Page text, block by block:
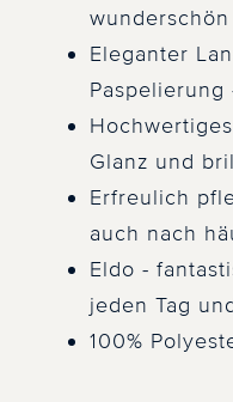
wunderschön
Eleganter
Glanz und
Erfreulich
auch nach
Eldo -
jeden Tag
100%